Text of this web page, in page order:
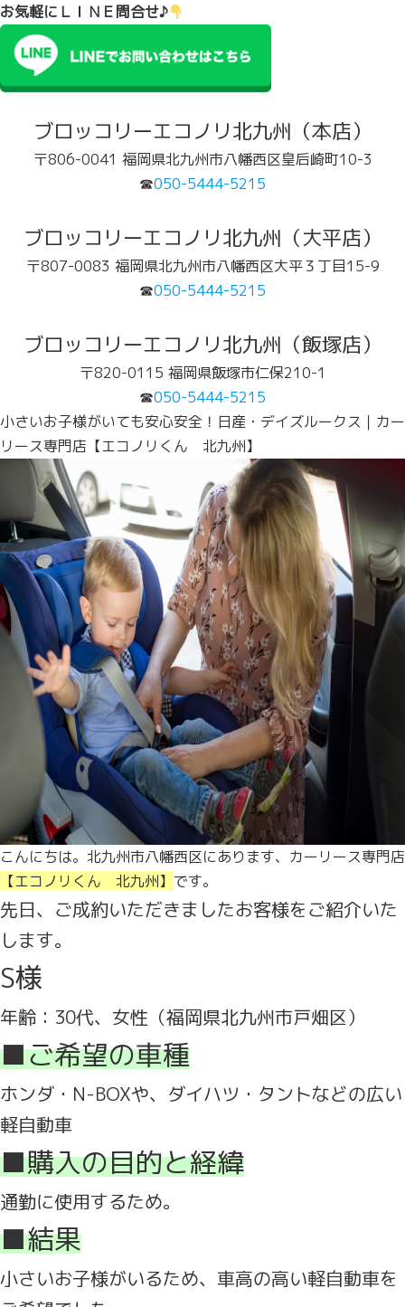
お気軽にＬＩＮＥ問合せ♪
ブロッコリーエコノリ北九州（本店）
〒806-0041 福岡県北九州市八幡西区皇后崎町10-3
☎050-5444-5215
ブロッコリーエコノリ北九州（大平店）
〒807-0083 福岡県北九州市八幡西区大平３丁目15-9
☎050-5444-5215
ブロッコリーエコノリ北九州（飯塚店）
〒820-0115 福岡県飯塚市仁保210-1
☎050-5444-5215
小さいお子様がいても安心安全！日産・デイズルークス｜カー
リース専門店【エコノリくん 北九州】
こんにちは。北九州市八幡西区にあります、カーリース専門店
【エコノリくん 北九州】 です。
先日、ご成約いただきましたお客様をご紹介いた
します。
S様
年齢：30代、女性（福岡県北九州市戸畑区）
■ご希望の車種
ホンダ・N-BOXや、ダイハツ・タントなどの広い
軽自動車
■購入の目的と経緯
通勤に使用するため。
■結果
小さいお子様がいるため、車高の高い軽自動車を